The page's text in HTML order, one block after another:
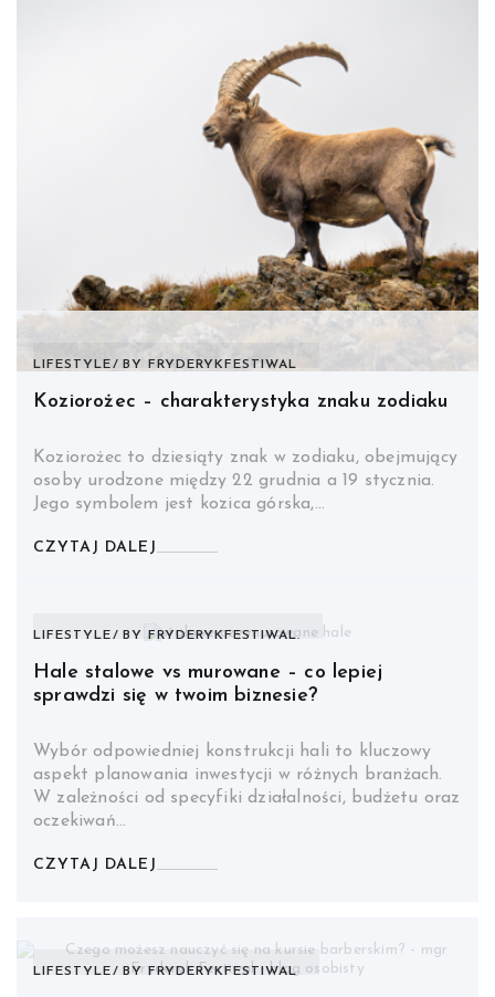
LIFESTYLE BY FRYDERYKFESTIWAL
Koziorożec – charakterystyka znaku zodiaku
Koziorożec to dziesiąty znak w zodiaku, obejmujący
osoby urodzone między 22 grudnia a 19 stycznia.
Jego symbolem jest kozica górska,…
CZYTAJ DALEJ
LIFESTYLE BYFRYDERYKFESTIWAL.
Hale stalowe vs murowane – co lepiej
sprawdzi się w twoim biznesie?
Wybór odpowiedniej konstrukcji hali to kluczowy
aspekt planowania inwestycji w różnych branżach.
W zależności od specyfiki działalności, budżetu oraz
oczekiwań…
CZYTAJ DALEJ
LIFESTYLE BY FRYDERYKFESTIWAL